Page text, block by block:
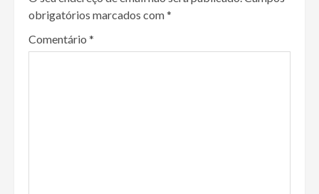
obrigatórios marcados com*
Comentário *